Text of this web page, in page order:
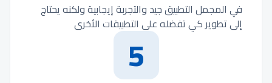
في المجمل التطبيق جيد والتجربة إيجابية ولكنه يحتاج
إلى تطوير كي تفضله على التطبيقات الأخرى
5